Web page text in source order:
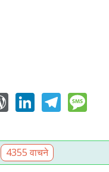
WordPress
LinkedIn
4355 वाचने